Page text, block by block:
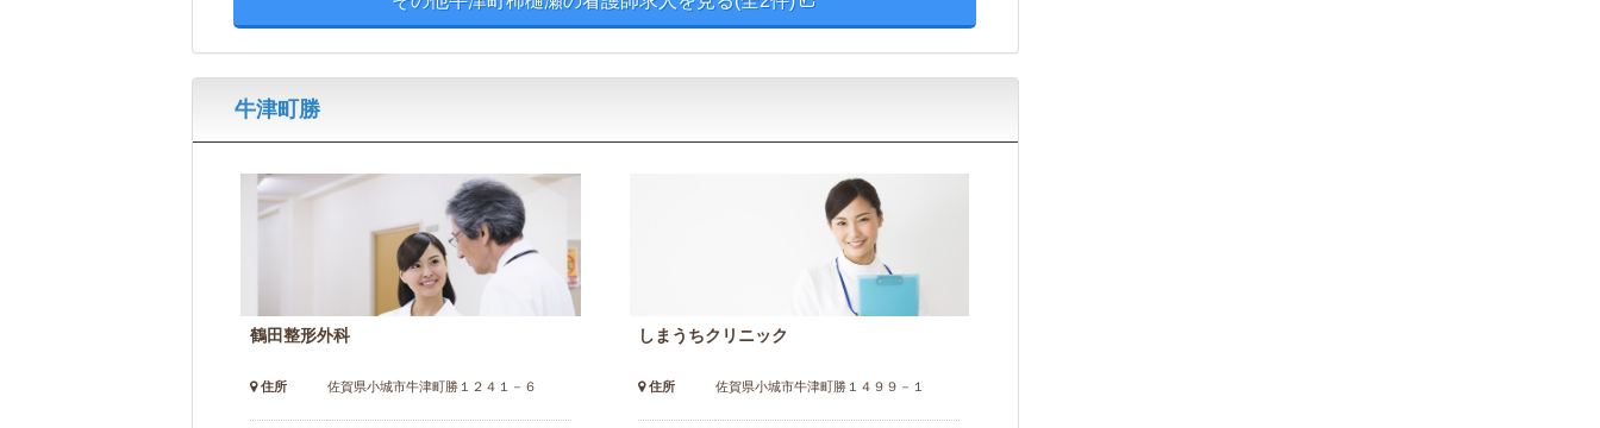
牛津町勝
鶴田整形外科
住所 佐賀県小城市牛津町勝１２４１－６
しまうちクリニック
住所 佐賀県小城市牛津町勝１４９９－１